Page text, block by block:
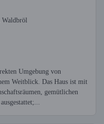
Waldbröl
Umgebung von
Weitblick. Das Haus ist mit
gemütlichen